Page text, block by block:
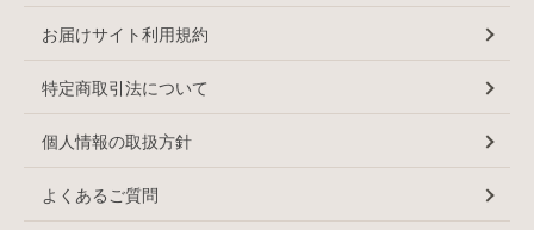
お届けサイト利用規約
特定商取引法について
個人情報の取扱方針
よくあるご質問